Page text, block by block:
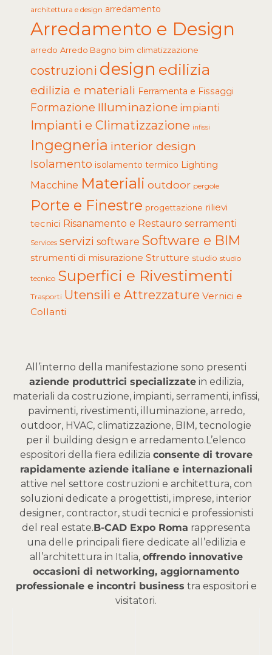
architettura e design arredamento
Arredamento e Design
arredo Arredo Bagno bim climatizzazione
costruzioni design edilizia
edilizia e materiali Ferramenta e Fissaggi
Formazione Illuminazione impianti
Impianti e Climatizzazione infissi
Ingegneria interior design
Isolamento isolamento termico Lighting
Macchine Materiali outdoor pergole
Porte e Finestre progettazione rilievi
tecnici Risanamento e Restauro serramenti
Services servizi software Software e BIM
strumenti di misurazione Strutture studio studio
tecnico Superfici e Rivestimenti
Trasporti Utensili e Attrezzature Vernici e
Collanti
All’interno della manifestazione sono presenti
aziende produttrici specializzatein edilizia,
materiali da costruzione, impianti, serramenti, infissi,
pavimenti, rivestimenti, illuminazione, arredo,
outdoor, HVAC, climatizzazione, BIM, tecnologie
per il building design e arredamento. L’elenco
espositori della fiera edilizia consente di trovare
rapidamente aziende italiane e internazionali
attive nel settore costruzioni e architettura, con
soluzioni dedicate a progettisti, imprese, interior
designer, contractor, studi tecnici e professionisti
del real estate.B-CAD Expo Roma rappresenta
una delle principali fiere dedicate all’edilizia e
all’architettura in Italia, offrendo innovative
occasioni di networking, aggiornamento
professionale e incontri business tra espositori e
visitatori.